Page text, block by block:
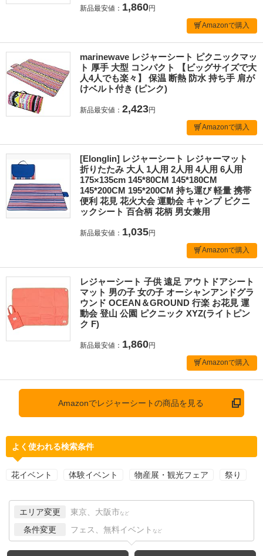
新品最安値： 1,860円
Amazonで購入
marinewave レジャーシート ピクニックマッ
ト 厚手 大型 コンパクト 【ビッグサイズで大
人4人でも楽々】 保温 断熱 防水 持ち手 肩が
けベルト付き (ピンク)
新品最安値： 2,423円
Amazonで購入
[Elonglin] レジャーシート レジャーマット
折りたたみ 大人 1人用 2人用 4人用 6人用
175×135cm 145*80CM 145*180CM
145*200CM 195*200CM 持ち運び 軽量 携帯
便利 花見 花火大会 運動会 キャンプ ピクニ
ックシート 百合柄 花柄 男女兼用
新品最安値： 1,035円
Amazonで購入
レジャーシート 子供 遠足 アウトドアシート
マット 男の子 女の子 オーシャンアンドグラ
ウンド OCEAN＆GROUND 行楽 お花見 運
動会 登山 公園 ピクニック XYZ(ライトピン
ク F)
新品最安値： 1,860円
Amazonで購入
Amazonでレジャーシートの商品を見る
よく使われる検索条件
花イベント 体験イベント 物産展・観光フェア 祭り
エリア変更 東京、大阪市 など
条件変更 フェス、無料イベント など